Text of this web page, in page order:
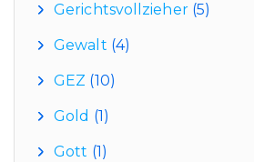
Gerichtsvollzieher(5)
Gewalt (4)
GEZ (10)
Gold (1)
Gott (1)